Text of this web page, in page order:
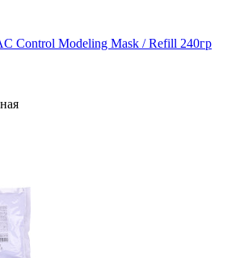
Control Modeling Mask / Refill 240гр